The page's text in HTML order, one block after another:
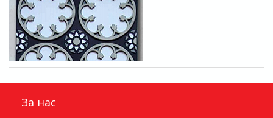
За нас